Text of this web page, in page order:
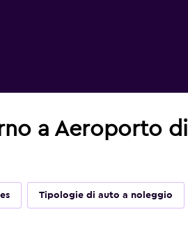
a Aeroporto di
Tipologie di auto a noleggio